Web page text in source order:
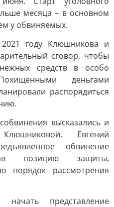
месяца – в основном
у обвиняемых.
году Клюшникова и
сговор, чтобы
средств в особо
деньгами
распорядиться
высказались и
Евгений
обвинение
позицию защиты,
порядок рассмотрения
начать представление